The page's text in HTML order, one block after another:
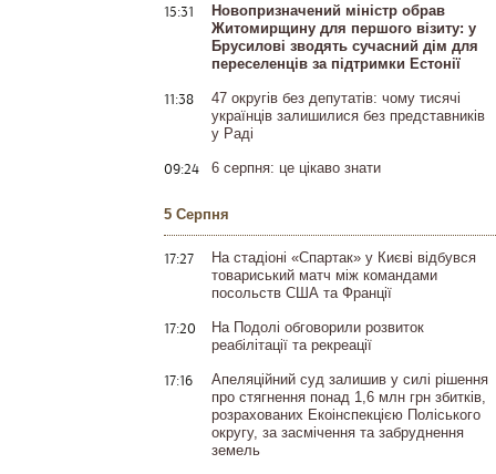
15:31
Новопризначений міністр обрав
Житомирщину для першого візиту: у
Брусилові зводять сучасний дім для
переселенців за підтримки Естонії
11:38
47 округів без депутатів: чому тисячі
українців залишилися без представників
у Раді
09:24 6 серпня: це цікаво знати
5 Серпня
17:27
На стадіоні «Спартак» у Києві відбувся
товариський матч між командами
посольств США та Франції
17:20
На Подолі обговорили розвиток
реабілітації та рекреації
17:16
Апеляційний суд залишив у силі рішення
про стягнення понад 1,6 млн грн збитків,
розрахованих Екоінспекцією Поліського
округу, за засмічення та забруднення
земель